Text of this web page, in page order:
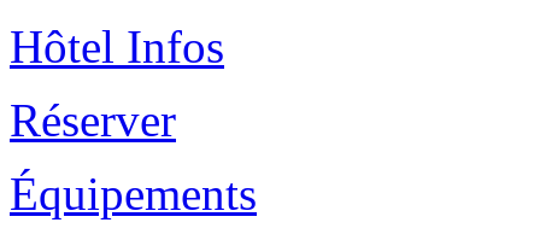
Hôtel Infos
Réserver
Équipements